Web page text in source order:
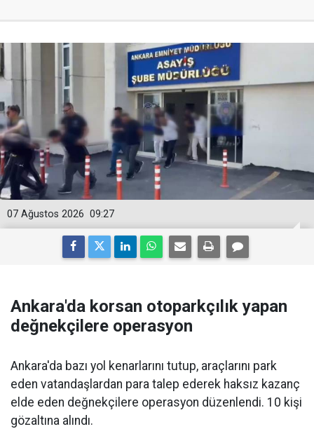
09:27
07 Ağustos 2026
Ankara'da korsan otoparkçılık yapan
değnekçilere operasyon
Ankara'da bazı yol kenarlarını tutup, araçlarını park
eden vatandaşlardan para talep ederek haksız kazanç
elde eden değnekçilere operasyon düzenlendi. 10 kişi
gözaltına alındı.